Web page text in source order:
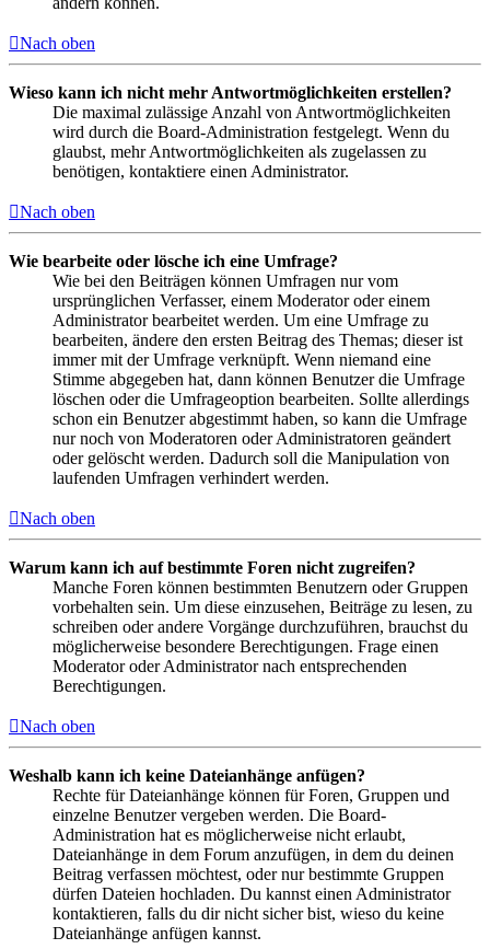
Nach oben
Wieso kann ich nicht mehr Antwortmöglichkeiten erstellen?
Die maximal zulässige Anzahl von Antwortmöglichkeiten
wird durch die Board-Administration festgelegt. Wenn du
glaubst, mehr Antwortmöglichkeiten als zugelassen zu
benötigen, kontaktiere einen Administrator.
Nach oben
Wie bearbeite oder lösche ich eine Umfrage?
Wie bei den Beiträgen können Umfragen nur vom
ursprünglichen Verfasser, einem Moderator oder einem
Administrator bearbeitet werden. Um eine Umfrage zu
bearbeiten, ändere den ersten Beitrag des Themas; dieser ist
immer mit der Umfrage verknüpft. Wenn niemand eine
Stimme abgegeben hat, dann können Benutzer die Umfrage
löschen oder die Umfrageoption bearbeiten. Sollte allerdings
schon ein Benutzer abgestimmt haben, so kann die Umfrage
nur noch von Moderatoren oder Administratoren geändert
oder gelöscht werden. Dadurch soll die Manipulation von
laufenden Umfragen verhindert werden.
Nach oben
Warum kann ich auf bestimmte Foren nicht zugreifen?
Manche Foren können bestimmten Benutzern oder Gruppen
vorbehalten sein. Um diese einzusehen, Beiträge zu lesen, zu
schreiben oder andere Vorgänge durchzuführen, brauchst du
möglicherweise besondere Berechtigungen. Frage einen
Moderator oder Administrator nach entsprechenden
Berechtigungen.
Nach oben
Weshalb kann ich keine Dateianhänge anfügen?
Rechte für Dateianhänge können für Foren, Gruppen und
einzelne Benutzer vergeben werden. Die Board-
Administration hat es möglicherweise nicht erlaubt,
Dateianhänge in dem Forum anzufügen, in dem du deinen
Beitrag verfassen möchtest, oder nur bestimmte Gruppen
dürfen Dateien hochladen. Du kannst einen Administrator
kontaktieren, falls du dir nicht sicher bist, wieso du keine
Dateianhänge anfügen kannst.